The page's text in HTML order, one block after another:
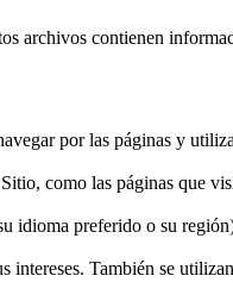
archivos contienen
por las páginas y
como las páginas que
preferido o su
También se